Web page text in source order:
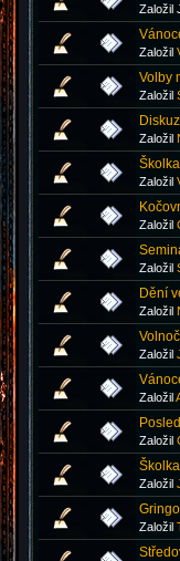
Založil
Založil
Volby
Založil
Založil
Založil
Založil
Založil
Dění
Založil
Založil
Založil
Založil
Založil
Založil